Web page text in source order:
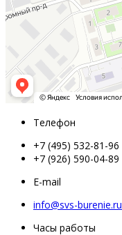
Телефон
+7 (495) 532-81-96
+7 (926) 590-04-89
E-mail
info@svs-burenie.ru
Часы работы